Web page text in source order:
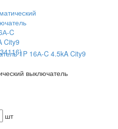
1P 16А-C 4.5kA City9
выключатель
шт